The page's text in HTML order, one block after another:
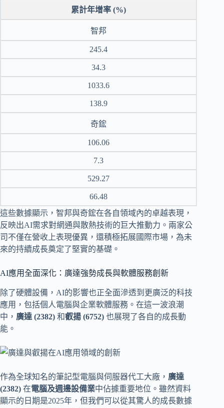
累計年增率 (%)
智邦
245.4
34.3
1033.6
138.9
奇鋐
106.06
7.3
529.27
66.48
這些數據顯示，智邦與奇鋐在各自領域內的卓越表現，
反映出AI需求對網通與散熱技術的巨大推動力。兩家公
司不僅在營收上表現優異，還積極拓展國際市場，為未
來的持續成長奠定了堅實的基礎。
AI應用全面深化：廣達強勢成長與軟體服務創新
除了硬體設備，AI的影響也正全面滲透到更廣泛的科技
應用，包括個人電腦與企業軟體服務。在這一波浪潮
中， 廣達 (2382) 和叡揚 (6752) 也展現了各自的成長動
能。
作為全球知名的筆記型電腦與伺服器代工大廠， 廣達
(2382) 在電腦及週邊設備業中佔據重要地位。雖然資料
顯示的日期是2025年，但我們可以從其驚人的成長數據